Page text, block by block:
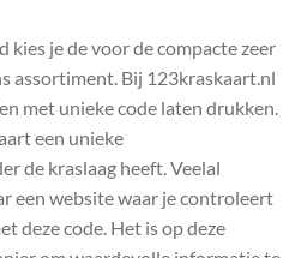
je de voor de compacte zeer
assortiment. Bij 123kraskaart.nl
met unieke code laten drukken.
een unieke
de kraslaag heeft. Veelal
een website waar je controleert
deze code. Het is op deze